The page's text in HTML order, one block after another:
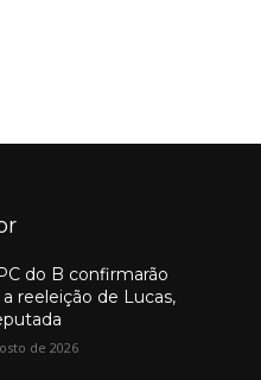
do B confirmarão
reeleição de Lucas,
de 2026